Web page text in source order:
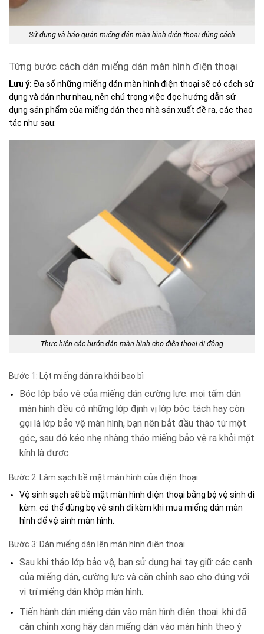
Sử dụng và bảo quản miếng dán màn hình điện thoại đúng cách
Từng bước cách dán miếng dán màn hình điện thoại
Lưu ý: Đa số những miếng dán màn hình điện thoại sẽ có cách sử
dụng và dán như nhau, nên chú trọng việc đọc hướng dẫn sử
dụng sản phẩm của miếng dán theo nhà sản xuất đề ra, các thao
tác như sau:
Thực hiện các bước dán màn hình cho điện thoại di động
Bước 1: Lột miếng dán ra khỏi bao bì
Bóc lớp bảo vệ của miếng dán cường lực: mọi tấm dán
màn hình đều có những lớp định vị lớp bóc tách hay còn
gọi là lớp bảo vệ màn hình, bạn nên bắt đầu tháo từ một
góc, sau đó kéo nhẹ nhàng tháo miếng bảo vệ ra khỏi mặt
kính là được.
Bước 2: Làm sạch bề mặt màn hình của điện thoại
Vệ sinh sạch sẽ bề mặt màn hình điện thoại bằng bộ vệ sinh đi
kèm: có thể dùng bọ vệ sinh đi kèm khi mua miếng dán màn
hình để vệ sinh màn hình.
Bước 3: Dán miếng dán lên màn hình điện thoại
Sau khi tháo lớp bảo vệ, bạn sử dụng hai tay giữ các cạnh
của miếng dán, cường lực và căn chỉnh sao cho đúng với
vị trí miếng dán khớp màn hình.
Tiến hành dán miếng dán vào màn hình điện thoại: khi đã
căn chỉnh xong hãy dán miếng dán vào màn hình theo ý